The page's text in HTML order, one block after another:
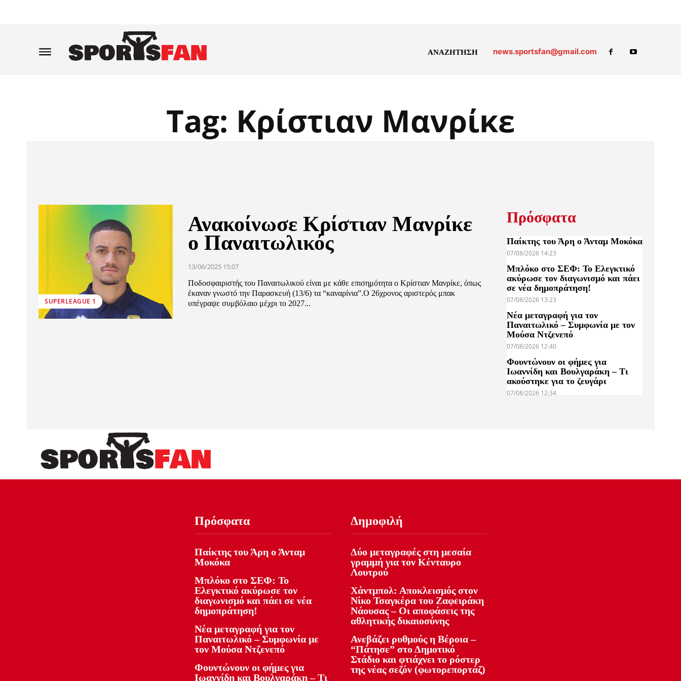
ΑΝΑΖΗΤΗΣΗ news.sportsfan@gmail.com
Tag: Κρίστιαν Μανρίκε
SUPERLEAGUE 1
Ανακοίνωσε Κρίστιαν Μανρίκε
ο Παναιτωλικός
13/06/2025 15:07
Ποδοσφαιριστής του Παναιτωλικού είναι με κάθε επισημότητα ο Κρίστιαν Μανρίκε, όπως
έκαναν γνωστό την Παρασκευή (13/6) τα “καναρίνια”.Ο 26χρονος αριστερός μπακ
υπέγραψε συμβόλαιο μέχρι το 2027...
Πρόσφατα
Παίκτης του Άρη ο Άνταμ Μοκόκα
07/08/2026 14:23
Μπλόκο στο ΣΕΦ: Το Ελεγκτικό
ακύρωσε τον διαγωνισμό και πάει
σε νέα δημοπράτηση!
07/08/2026 13:23
Νέα μεταγραφή για τον
Παναιτωλικό – Συμφωνία με τον
Μούσα Ντζενεπό
07/08/2026 12:40
Φουντώνουν οι φήμες για
Ιωαννίδη και Βουλγαράκη – Τι
ακούστηκε για το ζευγάρι
07/08/2026 12:34
Πρόσφατα
Παίκτης του Άρη ο Άνταμ
Μοκόκα
Μπλόκο στο ΣΕΦ: Το
Ελεγκτικό ακύρωσε τον
διαγωνισμό και πάει σε νέα
δημοπράτηση!
Νέα μεταγραφή για τον
Παναιτωλικό – Συμφωνία με
τον Μούσα Ντζενεπό
Φουντώνουν οι φήμες για
Ιωαννίδη και Βουλγαράκη – Τι
Δημοφιλή
Δύο μεταγραφές στη μεσαία
γραμμή για τον Κένταυρο
Λουτρού
Χάντμπολ: Αποκλεισμός στον
Νίκο Τσαγκέρα του Ζαφειράκη
Νάουσας – Οι αποφάσεις της
αθλητικής δικαιοσύνης
Ανεβάζει ρυθμούς η Βέροια –
“Πάτησε” στο Δημοτικό
Στάδιο και φτιάχνει το ρόστερ
της νέας σεζόν (φωτορεπορτάζ)